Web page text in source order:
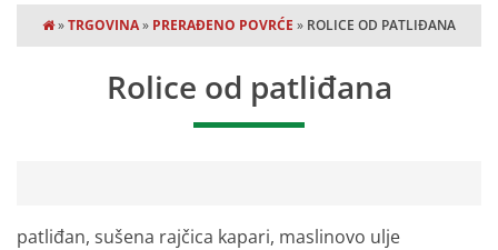
»TRGOVINA» PRERAĐENO POVRĆE » ROLICE OD PATLIĐANA
Rolice od patliđana
patliđan, sušena rajčica kapari, maslinovo ulje